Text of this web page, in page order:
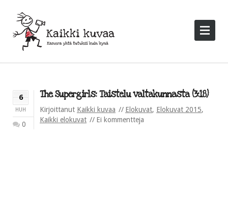
6
HUH
0
The Supergirls: Taistelu valtakunnasta (3:18)
Kirjoittanut Kaikki kuvaa Elokuvat, Elokuvat 2015,
Kaikki elokuvat
Ei kommentteja